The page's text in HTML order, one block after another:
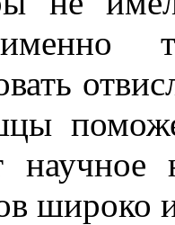
научное
широко